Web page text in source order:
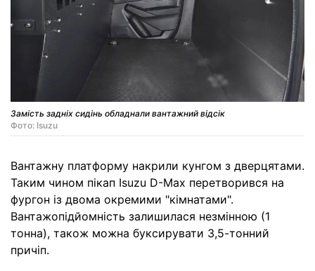
Замість задніх сидінь обладнали вантажний відсік
Фото: Isuzu
Вантажну платформу накрили кунгом з дверцятами.
Таким чином пікап Isuzu D-Max перетворився на
фургон із двома окремими "кімнатами".
Вантажопідйомність залишилася незмінною (1
тонна), також можна буксирувати 3,5-тонний
причіп.